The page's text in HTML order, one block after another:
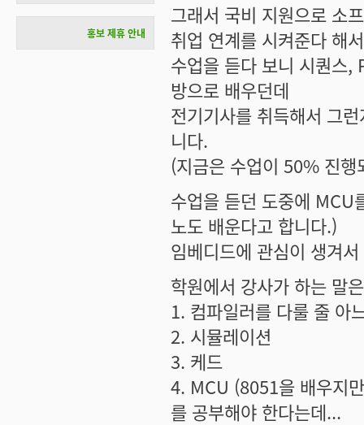
그래서 국비 지원으로 소
취업 연계를 시켜준다 해
수업을 듣다 보니 시퀀스
방으로 배우던데
전기기사를 취득해서 그
니다.
(지금은 수업이 50% 진
수업을 듣던 도중에 MCU
노도 배운다고 합니다.)
임베디드에 관심이 생겨
학원에서 강사가 하는 말
1. 컴파일러를 다룰 줄 아
2. 시뮬레이션
3. 케드
4. MCU (8051을 배우지
를 공부해야 한다는데...
홍보 제휴 안내